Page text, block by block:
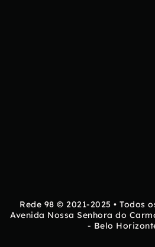
Rede 98 © 2021-2025 • Todos
Avenida Nossa Senhora do
- Belo